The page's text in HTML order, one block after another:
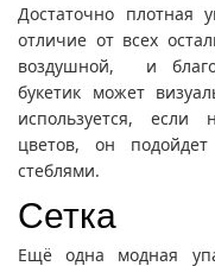
Достаточно
отличие от всех
воздушной, и
букетик может
используется, если
цветов, он
стеблями.
Сетка
Ещё одна модная